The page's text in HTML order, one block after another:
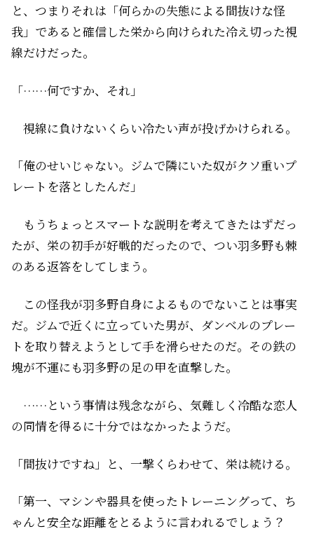
と、つまりそれは「何らかの失態による間抜けな怪
我」であると確信した栄から向けられた冷え切った視
線だけだった。
「……何ですか、それ」
視線に負けないくらい冷たい声が投げかけられる。
「俺のせいじゃない。ジムで隣にいた奴がクソ重いプ
レートを落としたんだ」
もうちょっとスマートな説明を考えてきたはずだっ
たが、栄の初手が好戦的だったので、つい羽多野も棘
のある返答をしてしまう。
この怪我が羽多野自身によるものでないことは事実
だ。ジムで近くに立っていた男が、ダンベルのプレー
トを取り替えようとして手を滑らせたのだ。その鉄の
塊が不運にも羽多野の足の甲を直撃した。
……という事情は残念ながら、気難しく冷酷な恋人
の同情を得るに十分ではなかったようだ。
「間抜けですね」と、一撃くらわせて、栄は続ける。
「第一、マシンや器具を使ったトレーニングって、ち
ゃんと安全な距離をとるように言われるでしょう？